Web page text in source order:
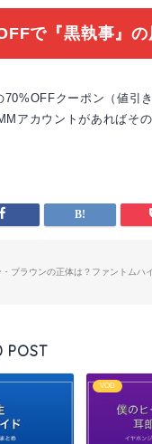
で『黒執事』
クーポン（値引
アカウントがあればその
・ブラウンの正体は？ファントムハ
POST
VOD